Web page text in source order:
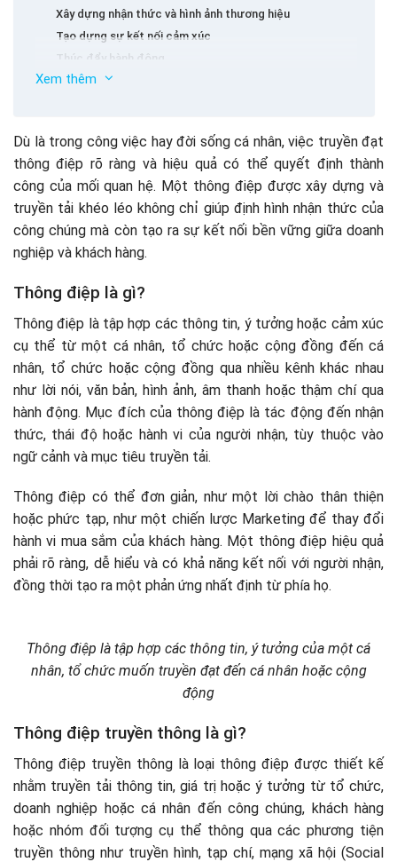
Xây dựng nhận thức và hình ảnh thương hiệu
Tạo dựng sự kết nối cảm xúc
Thúc đẩy hành động
Đảm bảo sự đồng nhất trong truyền thông
Thông điệp truyền thông theo giọng điệu
Thông điệp truyền thông theo mục đích chính trị, xã hội
Thông điệp truyền thông theo mục đích thương mại
Các yếu tố cấu thành thông điệp
Nội dung
Đối tượng nhận thông điệp
Các bước xây dựng thông điệp truyền thông ấn tượng
Bước 1: Thu thập thông tin khách hàng mục tiêu
Bước 2: Khai thác và xử lý dữ liệu liên quan
Bước 3: Đưa ra ý tưởng sáng tạo
Bước 4: Thống nhất ý tưởng
Bước 5: Xây dựng ý tưởng theo đúng yêu cầu thực tiễn
Các tiêu chí cần có của một thông điệp
Rõ ràng và dễ hiểu
Mạch lạc và nhất quán
Hấp dẫn và gây ấn tượng
Liên quan và phù hợp với đối tượng mục tiêu
Tạo động lực hành động
Xem thêm
Dù là trong công việc hay đời sống cá nhân, việc truyền đạt
thông điệp rõ ràng và hiệu quả có thể quyết định thành
công của mối quan hệ. Một thông điệp được xây dựng và
truyền tải khéo léo không chỉ giúp định hình nhận thức của
công chúng mà còn tạo ra sự kết nối bền vững giữa doanh
nghiệp và khách hàng.
Thông điệp là gì?
Thông điệp là tập hợp các thông tin, ý tưởng hoặc cảm xúc
cụ thể từ một cá nhân, tổ chức hoặc cộng đồng đến cá
nhân, tổ chức hoặc cộng đồng qua nhiều kênh khác nhau
như lời nói, văn bản, hình ảnh, âm thanh hoặc thậm chí qua
hành động. Mục đích của thông điệp là tác động đến nhận
thức, thái độ hoặc hành vi của người nhận, tùy thuộc vào
ngữ cảnh và mục tiêu truyền tải.
Thông điệp có thể đơn giản, như một lời chào thân thiện
hoặc phức tạp, như một chiến lược Marketing để thay đổi
hành vi mua sắm của khách hàng. Một thông điệp hiệu quả
phải rõ ràng, dễ hiểu và có khả năng kết nối với người nhận,
đồng thời tạo ra một phản ứng nhất định từ phía họ.
Thông điệp là tập hợp các thông tin, ý tưởng của một cá
nhân, tổ chức muốn truyền đạt đến cá nhân hoặc cộng
động
Thông điệp truyền thông là gì?
Thông điệp truyền thông là loại thông điệp được thiết kế
nhằm truyền tải thông tin, giá trị hoặc ý tưởng từ tổ chức,
doanh nghiệp hoặc cá nhân đến công chúng, khách hàng
hoặc nhóm đối tượng cụ thể thông qua các phương tiện
truyền thông như truyền hình, tạp chí, mạng xã hội (Social